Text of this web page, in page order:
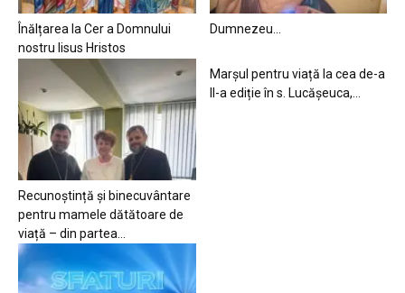
Înălțarea la Cer a Domnului
nostru Iisus Hristos
Dumnezeu…
Recunoștință și binecuvântare
pentru mamele dătătoare de
viață – din partea...
Marșul pentru viață la cea de-a
II-a ediție în s. Lucășeuca,...